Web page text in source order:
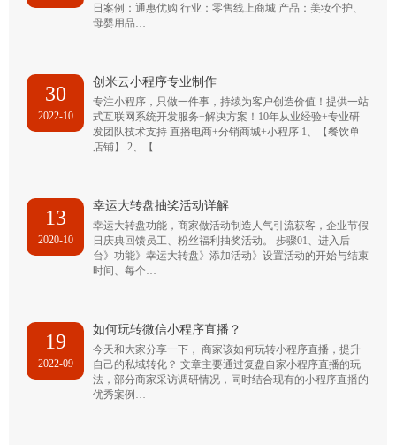
日案例：通惠优购 行业：零售线上商城 产品：美妆个护、
母婴用品…
30
2022-10
创米云小程序专业制作
专注小程序，只做一件事，持续为客户创造价值！提供一站
式互联网系统开发服务+解决方案！10年从业经验+专业研
发团队技术支持 直播电商+分销商城+小程序 1、【餐饮单
店铺】 2、【…
13
2020-10
幸运大转盘抽奖活动详解
幸运大转盘功能，商家做活动制造人气引流获客，企业节假
日庆典回馈员工、粉丝福利抽奖活动。 步骤01、进入后
台》功能》幸运大转盘》添加活动》设置活动的开始与结束
时间、每个…
19
2022-09
如何玩转微信小程序直播？
今天和大家分享一下， 商家该如何玩转小程序直播，提升
自己的私域转化？ 文章主要通过复盘自家小程序直播的玩
法，部分商家采访调研情况，同时结合现有的小程序直播的
优秀案例…